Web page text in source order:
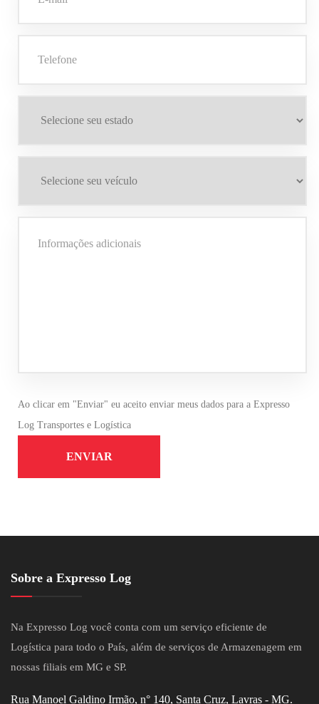
Ao clicar em "Enviar" eu aceito enviar meus dados para a Expresso
Log Transportes e Logística
ENVIAR
Sobre a Expresso Log
Na Expresso Log você conta com um serviço eficiente de
Logística para todo o País, além de serviços de Armazenagem em
nossas filiais em MG e SP.
Rua Manoel Galdino Irmão, n° 140, Santa Cruz, Lavras - MG.